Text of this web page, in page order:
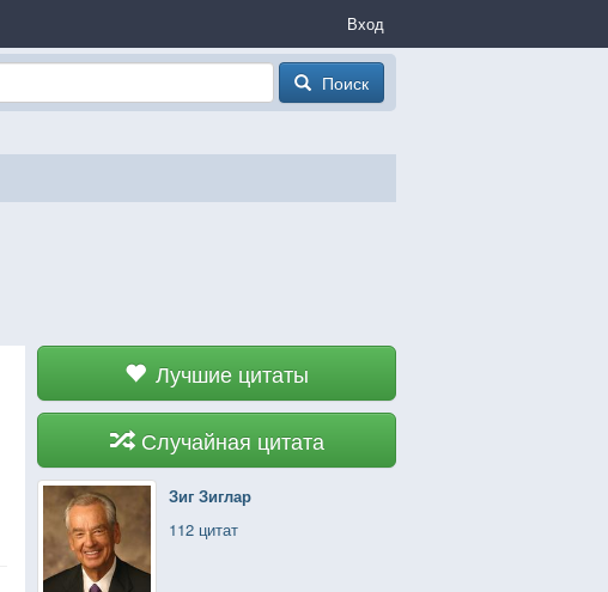
Вход
Поиск
Лучшие цитаты
Случайная цитата
Зиг Зиглар
112 цитат